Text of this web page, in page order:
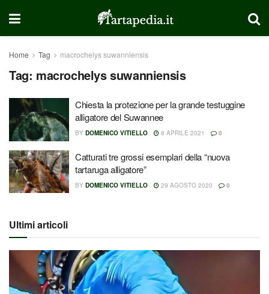
Home Tag macrochelys suwanniensis
Tag: macrochelys suwanniensis
Chiesta la protezione per la grande testuggine
alligatore del Suwannee
BY DOMENICO VITIELLO 8 APRILE 2021 0
Catturati tre grossi esemplari della “nuova
tartaruga alligatore”
BY DOMENICO VITIELLO 29 AGOSTO 2020 0
Ultimi articoli